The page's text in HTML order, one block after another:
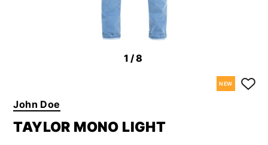
1 /8
NEW
John Doe
TAYLOR MONO LIGHT